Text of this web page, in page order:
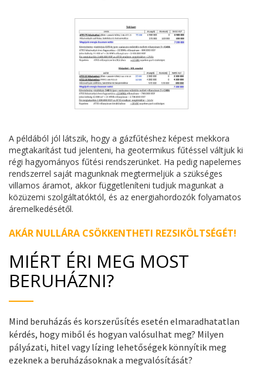
A példából jól látszik, hogy a gázfűtéshez képest mekkora
megtakarítást tud jelenteni, ha geotermikus fűtéssel váltjuk ki
régi hagyományos fűtési rendszerünket. Ha pedig napelemes
rendszerrel saját magunknak megtermeljük a szükséges
villamos áramot, akkor függetleníteni tudjuk magunkat a
közüzemi szolgáltatóktól, és az energiahordozók folyamatos
áremelkedésétől.
AKÁR NULLÁRA CSÖKKENTHETI REZSIKÖLTSÉGÉT!
MIÉRT ÉRI MEG MOST
BERUHÁZNI?
Mind beruházás és korszerűsítés esetén elmaradhatatlan
kérdés, hogy miből és hogyan valósulhat meg? Milyen
pályázati, hitel vagy lízing lehetőségek könnyítik meg
ezeknek a beruházásoknak a megvalósítását?